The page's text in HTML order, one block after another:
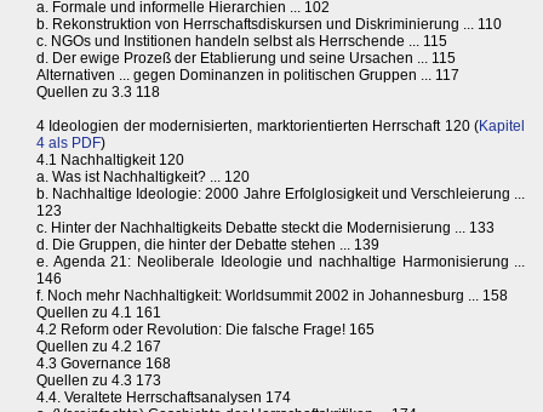
a. Formale und informelle Hierarchien ... 102
b. Rekonstruktion von Herrschaftsdiskursen und Diskriminierung ... 110
c. NGOs und Institionen handeln selbst als Herrschende ... 115
d. Der ewige Prozeß der Etablierung und seine Ursachen ... 115
Alternativen ... gegen Dominanzen in politischen Gruppen ... 117
Quellen zu 3.3 118
4 Ideologien der modernisierten, marktorientierten Herrschaft 120 (Kapitel
4 als PDF)
4.1 Nachhaltigkeit 120
a. Was ist Nachhaltigkeit? ... 120
b. Nachhaltige Ideologie: 2000 Jahre Erfolglosigkeit und Verschleierung ...
123
c. Hinter der Nachhaltigkeits Debatte steckt die Modernisierung ... 133
d. Die Gruppen, die hinter der Debatte stehen ... 139
e. Agenda 21: Neoliberale Ideologie und nachhaltige Harmonisierung ...
146
f. Noch mehr Nachhaltigkeit: Worldsummit 2002 in Johannesburg ... 158
Quellen zu 4.1 161
4.2 Reform oder Revolution: Die falsche Frage! 165
Quellen zu 4.2 167
4.3 Governance 168
Quellen zu 4.3 173
4.4. Veraltete Herrschaftsanalysen 174